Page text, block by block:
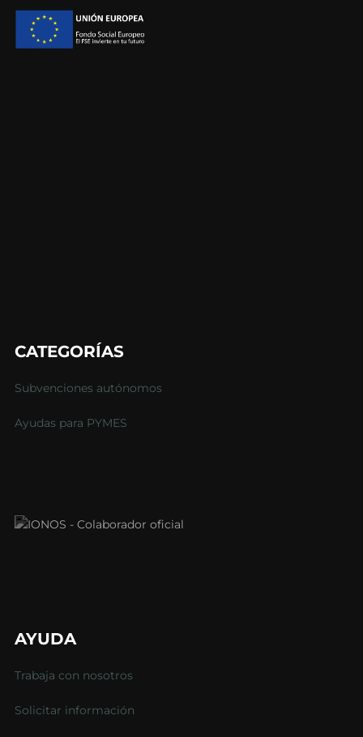
CATEGORÍAS
Subvenciones autónomos
Ayudas para PYMES
AYUDA
Trabaja con nosotros
Solicitar información